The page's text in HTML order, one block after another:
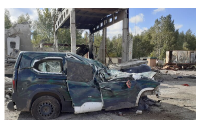
Read
article
"Livet
under
russisk
okkupasjon:
Frykt
og
undertrykkelse"